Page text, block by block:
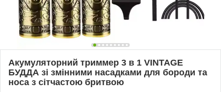
Акумуляторний триммер 3 в 1 VINTAGE
БУДДА зі змінними насадками для бороди та
носа з сітчастою бритвою